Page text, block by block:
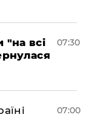
"на всі
07:30
07:00